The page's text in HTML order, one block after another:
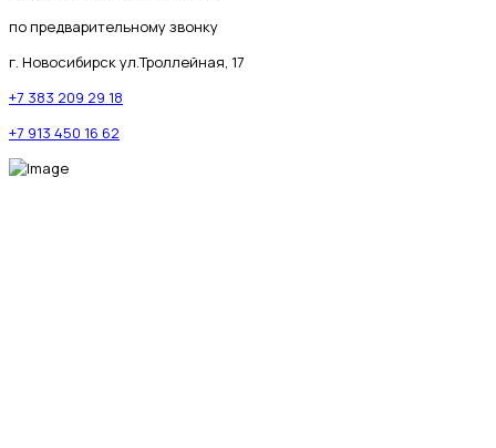
по предварительному звонку
г. Новосибирск ул.Троллейная, 17
+7 383 209 29 18
+7 913 450 16 62